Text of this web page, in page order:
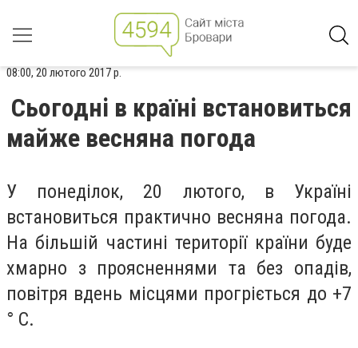
08:00, 20 лютого 2017 р.
Сьогодні в країні встановиться
майже весняна погода
У понеділок, 20 лютого, в Україні
встановиться практично весняна погода.
На більшій частині території країни буде
хмарно з проясненнями та без опадів,
повітря вдень місцями прогріється до +7
° С.